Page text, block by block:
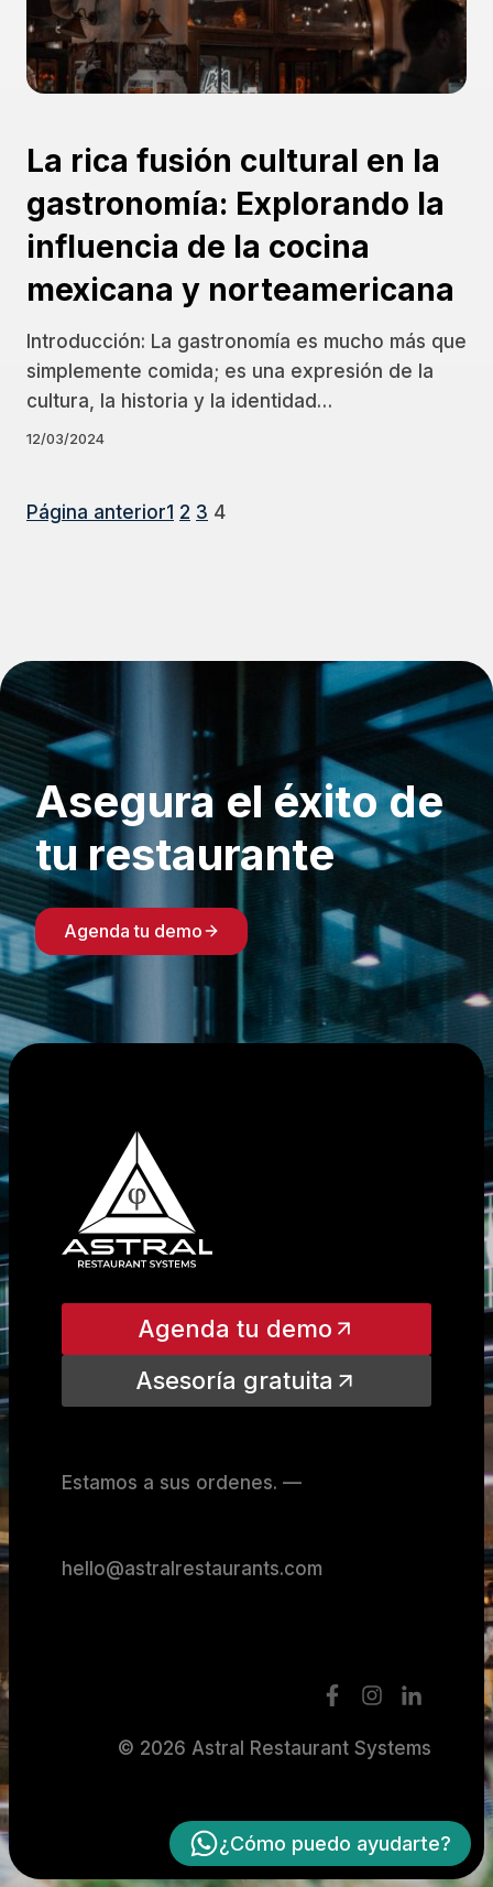
La rica fusión cultural en la
gastronomía: Explorando la
influencia de la cocina
mexicana y norteamericana
Introducción: La gastronomía es mucho más que
simplemente comida; es una expresión de la
cultura, la historia y la identidad…
12/03/2024
Página anterior1 2 3 4
¿Cómo puedo ayudarte?
Asegura el éxito de
tu restaurante
Agenda tu demo
Agenda tu demo
Asesoría gratuita
Estamos a sus ordenes. —
hello@astralrestaurants.com
© 2026 Astral Restaurant Systems